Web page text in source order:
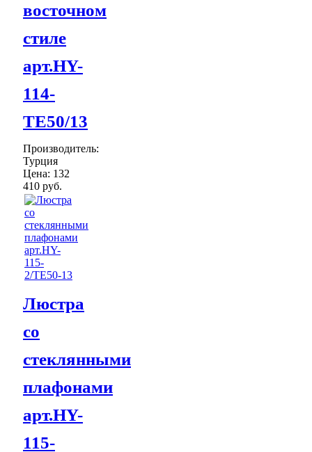
восточном
стиле
арт.HY-
114-
TE50/13
Производитель:
Турция
Цена: 132
410 руб.
Люстра
со
стеклянными
плафонами
арт.HY-
115-